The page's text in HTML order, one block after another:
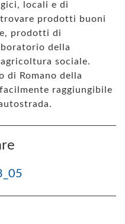
locali e di
prodotti buoni
prodotti di
della
sociale.
di Romano della
raggiungibile